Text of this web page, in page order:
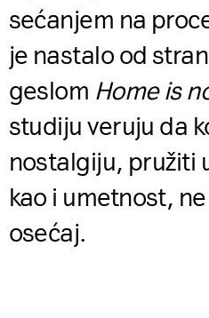
sećanjem na
je nastalo od
geslom Home is
studiju veruju da
nostalgiju, pružiti
kao i umetnost,
osećaj.